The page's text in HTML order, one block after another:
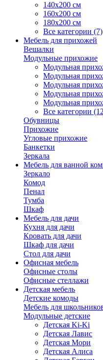
140х200 см
160х200 см
180х200 см
Все категории (7)
Мебель для прихожей
Вешалки
Модульные прихожие
Модульная
Модульная
Модульная
Модульная
Модульная
Все категории
Обувницы
Прихожие
Угловые прихожие
Банкетки
Зеркала
Мебель для ванной
Зеркало
Комод
Пенал
Тумба
Шкаф
Мебель для дачи
Кухня для дачи
Кровать для дачи
Шкаф для дачи
Стол для дачи
Офисная мебель
Офисные столы
Офисные стеллажи
Детская мебель
Детские комоды
Мебель для
Модульные детские
Детская Ki-Ki
Детская Лавис
Детская Мори
Детская Алиса